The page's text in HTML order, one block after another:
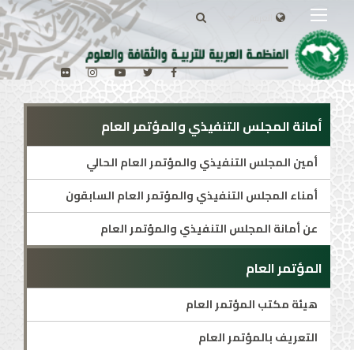
أمانة المجلس التنفيذي والمؤتمر العام
أمين المجلس التنفيذي والمؤتمر العام الحالي
أمناء المجلس التنفيذي والمؤتمر العام السابقون
عن أمانة المجلس التنفيذي والمؤتمر العام
المؤتمر العام
هيئة مكتب المؤتمر العام
التعريف بالمؤتمر العام